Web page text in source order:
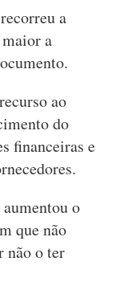
a
a
ao
do
financeiras e
o
que não
não o ter